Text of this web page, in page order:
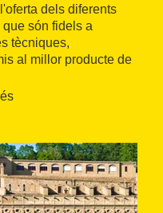
dels diferents
són fidels a
tècniques,
al millor producte de